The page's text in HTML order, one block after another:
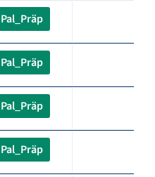
Pal_Präp
Pal_Präp
Pal_Präp
Pal_Präp